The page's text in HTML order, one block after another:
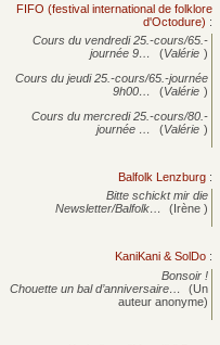
FIFO (festival international de folklore
d'Octodure) :
Cours du vendredi 25.-cours/65.-
journée 9… (Valérie )
Cours du jeudi 25.-cours/65.-journée
9h00…
(Valérie )
Cours du mercredi 25.-cours/80.-
journée … (Valérie )
Balfolk Lenzburg :
Bitte schickt mir die
Newsletter/Balfolk…
(Irène )
KaniKani & SolDo :
Bonsoir !
Chouette un bal d’anniversaire…
(Un
auteur anonyme)